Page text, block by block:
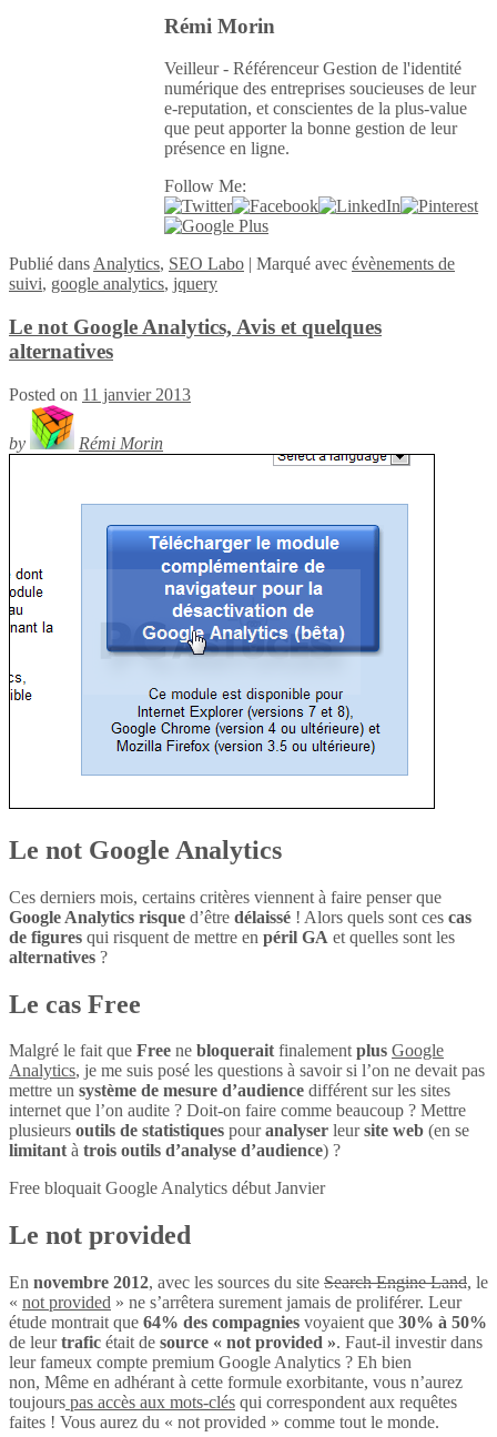
Rémi Morin
Veilleur - Référenceur Gestion de l'identité
numérique des entreprises soucieuses de leur
e-reputation, et conscientes de la plus-value
que peut apporter la bonne gestion de leur
présence en ligne.
Follow Me:
Publié dans Analytics, SEO Labo | Marqué avec évènements de
suivi, google analytics, jquery
Le not Google Analytics, Avis et quelques
alternatives
Posted on 11 janvier 2013
by Rémi Morin
Le not Google Analytics
Ces derniers mois, certains critères viennent à faire penser que
Google Analytics risque d’être délaissé ! Alors quels sont ces cas
de figures qui risquent de mettre en péril GA et quelles sont les
alternatives ?
Le cas Free
Malgré le fait que Free ne bloqueraitfinalementplus Google
Analytics, je me suis posé les questions à savoir si l’on ne devait pas
mettre un système de mesure d’audience différent sur les sites
internet que l’on audite ? Doit-on faire comme beaucoup ? Mettre
plusieurs outils de statistiques pouranalyser leursite web (en se
limitantà trois outils d’analyse d’audience) ?
Free bloquait Google Analytics début Janvier
Le not provided
En novembre 2012, avec les sources du site Search Engine Land, le
« not provided » ne s’arrêtera surement jamais de proliférer. Leur
étude montrait que 64% des compagnies voyaient que 30% à 50%
de leurtrafic était de source « not provided ». Faut-il investir dans
leur fameux compte premium Google Analytics ? Eh bien
non, Même en adhérant à cette formule exorbitante, vous n’aurez
toujours pas accès aux mots-clés qui correspondent aux requêtes
faites ! Vous aurez du « not provided » comme tout le monde.